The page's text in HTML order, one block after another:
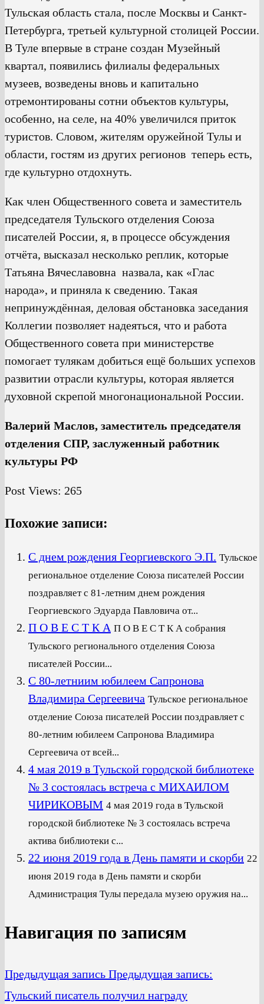
Тульская область стала, после Москвы и Санкт-
Петербурга, третьей культурной столицей России.
В Туле впервые в стране создан Музейный
квартал, появились филиалы федеральных
музеев, возведены вновь и капитально
отремонтированы сотни объектов культуры,
особенно, на селе, на 40% увеличился приток
туристов. Словом, жителям оружейной Тулы и
области, гостям из других регионов теперь есть,
где культурно отдохнуть.
Как член Общественного совета и заместитель
председателя Тульского отделения Союза
писателей России, я, в процессе обсуждения
отчёта, высказал несколько реплик, которые
Татьяна Вячеславовна назвала, как «Глас
народа», и приняла к сведению. Такая
непринуждённая, деловая обстановка заседания
Коллегии позволяет надеяться, что и работа
Общественного совета при министерстве
помогает тулякам добиться ещё больших успехов
развитии отрасли культуры, которая является
духовной скрепой многонациональной России.
Валерий Маслов, заместитель председателя
отделения СПР, заслуженный работник
культуры РФ
Post Views: 265
Похожие записи:
С днем рождения Георгиевского Э.П. Тульское
региональное отделение Союза писателей России
поздравляет с 81-летним днем рождения
Георгиевского Эдуарда Павловича от...
П О В Е С Т К А П О В Е С Т К А собрания
Тульского регионального отделения Союза
писателей России...
С 80-летниим юбилеем Сапронова
Владимира Сергеевича Тульское региональное
отделение Союза писателей России поздравляет с
80-летним юбилеем Сапронова Владимира
Сергеевича от всей...
4 мая 2019 в Тульской городской библиотеке
№ 3 состоялась встреча с МИХАИЛОМ
ЧИРИКОВЫМ 4 мая 2019 года в Тульской
городской библиотеке № 3 состоялась встреча
актива библиотеки с...
22 июня 2019 года в День памяти и скорби 22
июня 2019 года в День памяти и скорби
Администрация Тулы передала музею оружия на...
Навигация по записям
Предыдущая запись Предыдущая запись:
Тульский писатель получил награду